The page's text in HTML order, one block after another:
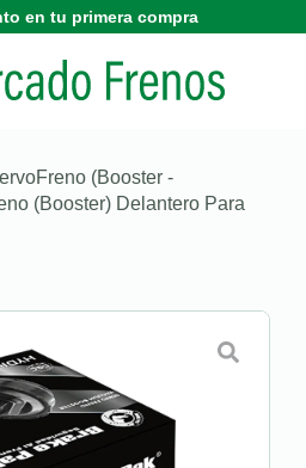
en tu primera compra
(Booster -
(Booster) Delantero Para